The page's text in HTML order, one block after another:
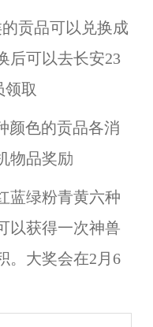
贡品可以兑换成
后可以去长安23
领取
色的贡品各消
物品奖励
蓝绿粉青黄六种
以获得一次神兽
。大奖会在2月6